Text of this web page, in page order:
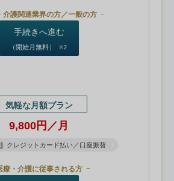
介護関連業界の方／一般の方
手続きへ進む
（開始月無料） ※2
気軽な月額プラン
9,800円／月
クレジットカード払い／口座振替
療・介護に従事される方